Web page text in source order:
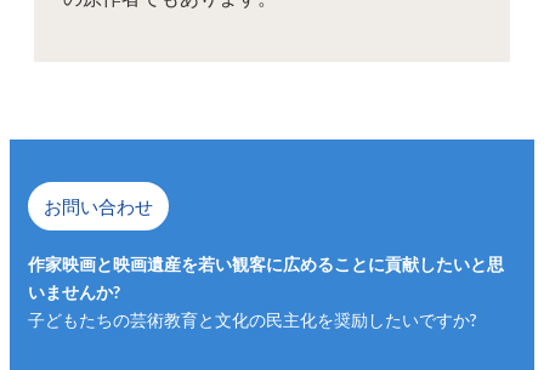
お問い合わせ
作家映画と映画遺産を若い観客に広めることに貢献したいと思
いませんか?
子どもたちの芸術教育と文化の民主化を奨励したいですか?